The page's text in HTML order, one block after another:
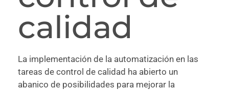
calidad
La implementación de la automatización en las
tareas de control de calidad ha abierto un
abanico de posibilidades para mejorar la